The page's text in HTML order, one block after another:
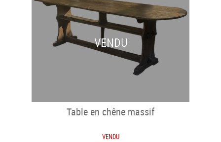
VENDU
Table en chêne massif
VENDU